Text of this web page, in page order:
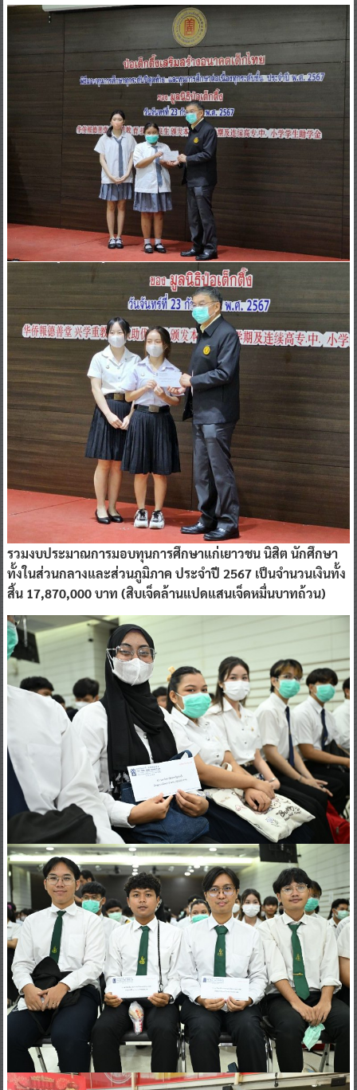
รวมงบประมาณการมอบทุนการศึกษาแก่เยาวชน นิสิต นักศึกษา
ทั้งในส่วนกลางและส่วนภูมิภาค ประจำปี 2567 เป็นจำนวนเงินทั้ง
สิ้น 17,870,000 บาท (สิบเจ็ดล้านแปดแสนเจ็ดหมื่นบาทถ้วน)